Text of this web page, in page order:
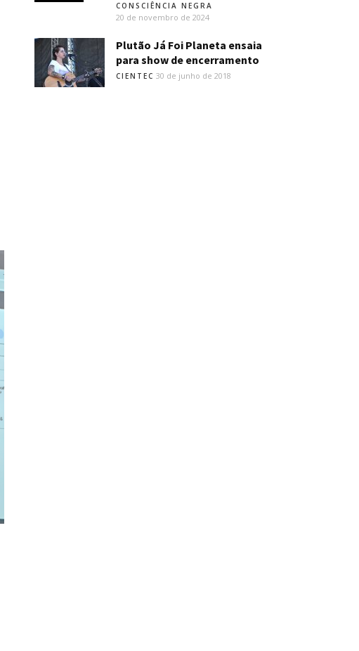
CONSCIÊNCIA NEGRA
20 de novembro de 2024
Plutão Já Foi Planeta ensaia
para show de encerramento
CIENTEC 30 de junho de 2018